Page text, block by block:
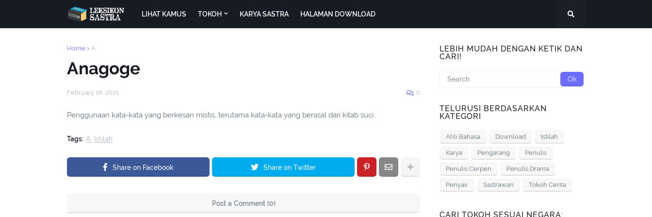
LIHAT KAMUS TOKOH KARYA SASTRA HALAMAN DOWNLOAD
Home A
Anagoge
February 18, 2021 0
Penggunaan kata-kata yang berkesan mistis, terutama kata-kata yang berasal dari kitab suci.
Tags: A Istilah
Share on Facebook Share on Twitter
Post a Comment (0)
LEBIH MUDAH DENGAN KETIK DAN
CARI!
TELURUSI BERDASARKAN
KATEGORI
Ahli Bahasa Download Istilah
Karya Pengarang Penulis
Penulis Cerpen Penulis Drama
Penyair Sastrawan Tokoh Cerita
CARI TOKOH SESUAI NEGARA: